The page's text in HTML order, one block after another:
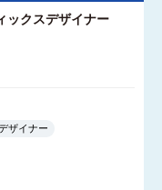
ックスデザイナー
ザイナー